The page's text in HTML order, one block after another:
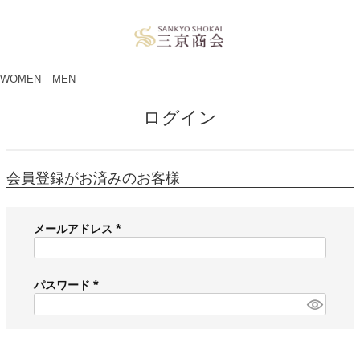
WOMEN MEN
ログイン
会員登録がお済みのお客様
メールアドレス
必
)
パスワード
必